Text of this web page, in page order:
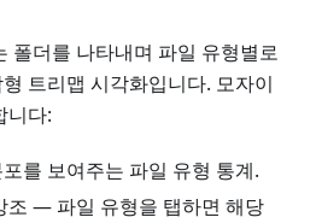
폴더를 나타내며 파일 유형별로
트리맵 시각화입니다. 모자이
니다:
를 보여주는 파일 유형 통계.
조 — 파일 유형을 탭하면 해당